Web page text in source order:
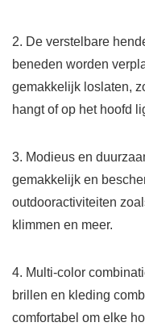
2. De verstelbare
beneden worden
gemakkelijk loslaten,
hangt of op het hoofd
3. Modieus en
gemakkelijk en
outdooractiviteiten
klimmen en meer.
4. Multi-color
brillen en kleding
comfortabel om elke